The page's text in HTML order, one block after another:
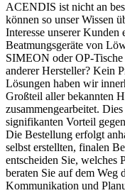
ACENDIS ist nicht an
können so unser Wissen
Interesse unserer
Beatmungsgeräte von
SIMEON oder OP-
anderer Hersteller? Kein
Lösungen haben wir
Großteil aller bekannten
zusammengearbeitet.
signifikanten Vorteil
Die Bestellung erfolgt
selbst erstellten, finalen
entscheiden Sie, welches
beraten Sie auf dem Weg
Kommunikation und